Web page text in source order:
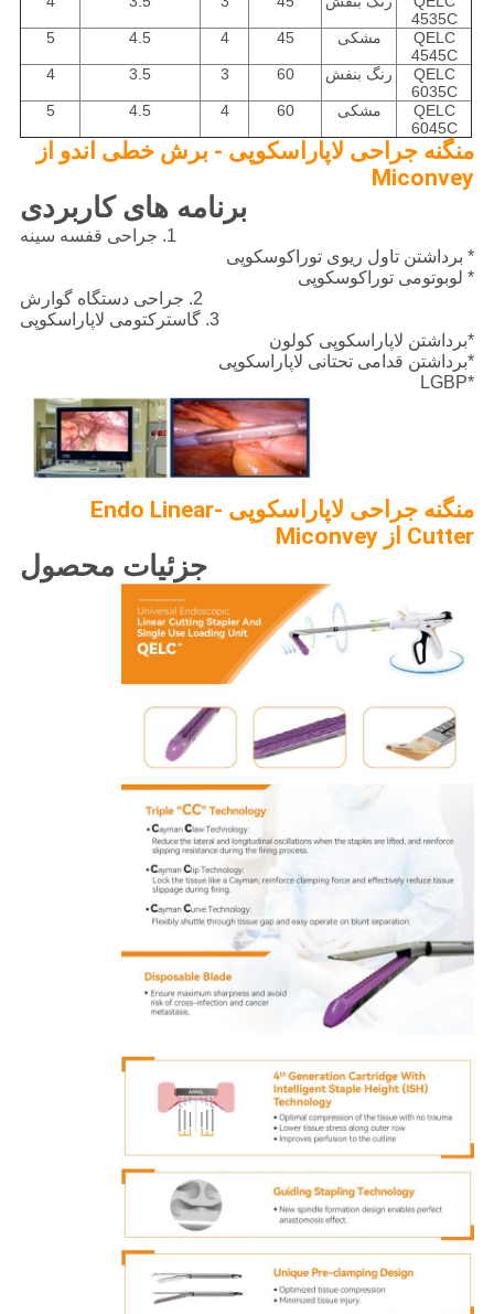
4535C
QELC
4545C
مشکی 45
4
4.5
5
QELC
6035C
رنگ بنفش 60
3
3.5
4
QELC
6045C
مشکی 60
4
4.5
5
منگنه جراحی لاپاراسکوپی - برش خطی اندو از
Miconvey
برنامه های کاربردی
1. جراحی قفسه سینه
* برداشتن تاول ریوی توراکوسکوپی
* لوبوتومی توراکوسکوپی
2. جراحی دستگاه گوارش
3. گاسترکتومی لاپاراسکوپی
*برداشتن لاپاراسکوپی کولون
*برداشتن قدامی تحتانی لاپاراسکوپی
*LGBP
منگنه جراحی لاپاراسکوپی -Endo Linear
Cutter از Miconvey
جزئیات محصول